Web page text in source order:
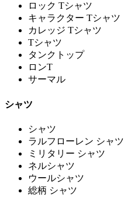
ロック Tシャツ
キャラクター Tシャツ
カレッジ Tシャツ
Tシャツ
タンクトップ
ロンT
サーマル
シャツ
シャツ
ラルフローレン シャツ
ミリタリー シャツ
ネルシャツ
ウールシャツ
総柄 シャツ